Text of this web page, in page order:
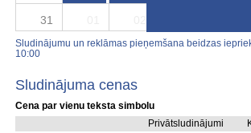
31
Sludinājumu un reklāmas pieņemšana beidzas
10:00
Sludinājuma cenas
Cena par vienu teksta simbolu
Privātsludinājumi